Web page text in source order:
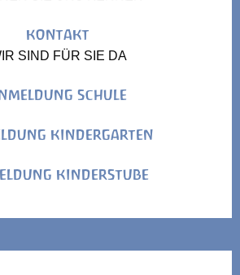
KONTAKT
SIND FÜR SIE DA
SCHULE
KINDERGARTEN
KINDERSTUBE